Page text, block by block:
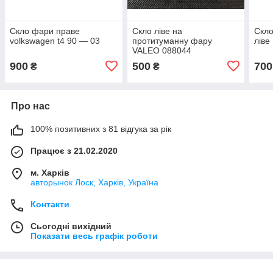
Скло фари праве
volkswagen t4 90 — 03
900 ₴
Скло ліве на
протитуманну фару
VALEO 088044
500₴ 700
Про нас
100% позитивних з 81 відгука за рік
Працює з 21.02.2020
м. Харків
авторынок Лоск, Харків, Україна
Контакти
Сьогодні вихідний
Показати весь графік роботи